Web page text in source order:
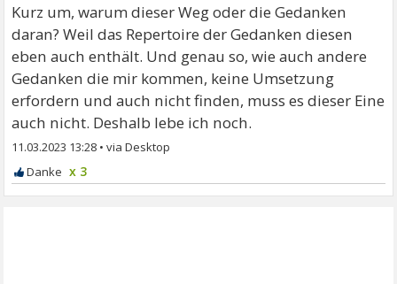
Kurz um, warum dieser Weg oder die Gedanken
daran? Weil das Repertoire der Gedanken diesen
eben auch enthält. Und genau so, wie auch andere
Gedanken die mir kommen, keine Umsetzung
erfordern und auch nicht finden, muss es dieser Eine
auch nicht. Deshalb lebe ich noch.
11.03.2023 13:28 •
x 3